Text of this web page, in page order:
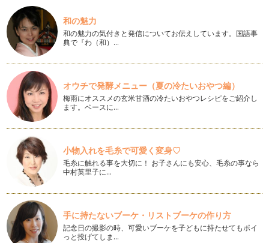
「パンの街つくば」～子育てママが行きたいパン屋さん～
筑波研究学園都市は、大学や研究所で働く外国人が多くお仕事
で海外に住んでいらした方も多いので…
モンゴルの健康ジュース、チャチャルのお店「MON」
最近、つくば市にモンゴル国のアンテナショップMONができ
て、ファンが急増中です。モンゴル国…
バレンタインデーに化石チョコレートor手作りたこやきチョコ
レート？
みなさまこんにちは。今年もよろしくお願いいたします。 も
うす…
子どもが作るシュークリーム
娘がプチシュークリームを作る！というので、さっそく家で作
りました。まずはレシピから&hel…
我が家のモロヘイヤカレー
まだまだ暑さが続く夏、いかがお過ごしですか。 さて、我が
家の…
和の魅力
和の魅力の気付きと発信についてお伝えしています。国語事
典で『わ（和）…
オウチで発酵メニュー（夏の冷たいおやつ編）
梅雨にオススメの玄米甘酒の冷たいおやつレシピをご紹介し
ます。ベースに…
小物入れを毛糸で可愛く変身♡
毛糸に触れる事を大切に！ お子さんにも安心、毛糸の事なら
中村英里子に…
手に持たないブーケ・リストブーケの作り方
記念日の撮影の時、可愛いブーケを子どもに持たせてもポイ
っと投げてしま…